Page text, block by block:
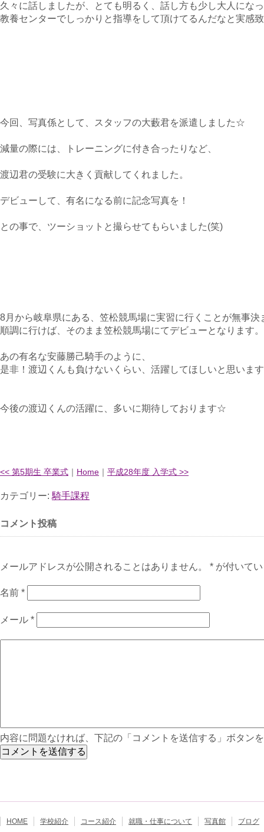
久々に話しましたが、とても明るく、話し方も少し大人にな
教養センターでしっかりと指導をして頂けてるんだなと実感
今回、写真係として、スタッフの大藪君を派遣しました☆
減量の際には、トレーニングに付き合ったりなど、
渡辺君の受験に大きく貢献してくれました。
デビューして、有名になる前に記念写真を！
との事で、ツーショットと撮らせてもらいました(笑)
8月から岐阜県にある、笠松競馬場に実習に行くことが無事決
順調に行けば、そのまま笠松競馬場にてデビューとなります。
あの有名な安藤勝己騎手のように、
是非！渡辺くんも負けないくらい、活躍してほしいと思いま
今後の渡辺くんの活躍に、多いに期待しております☆
<< 第5期生 卒業式 ｜ Home ｜ 平成28年度 入学式 >>
カテゴリー: 騎手課程
コメント投稿
メールアドレスが公開されることはありません。 * が付いて
名前 *
メール *
内容に問題なければ、下記の「コメントを送信する」ボタン
HOME 学校紹介 コース紹介 就職・仕事について 写真館 ブログ